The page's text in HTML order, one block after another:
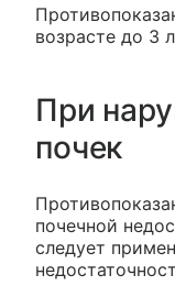
возрасте до 3
При
почек
почечной
следует